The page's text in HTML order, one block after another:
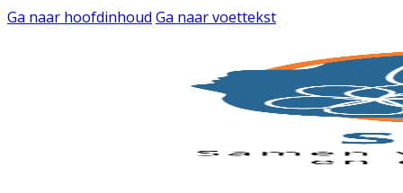
Ga naar hoofdinhoud Ga naar voettekst